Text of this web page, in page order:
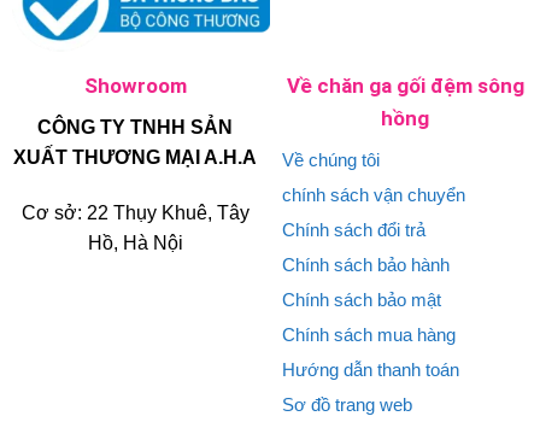
Showroom
CÔNG TY TNHH SẢN
XUẤT THƯƠNG MẠI A.H.A
Cơ sở: 22 Thụy Khuê, Tây
Hồ, Hà Nội
Về chăn ga gối đệm sông
hồng
Về chúng tôi
chính sách vận chuyển
Chính sách đổi trả
Chính sách bảo hành
Chính sách bảo mật
Chính sách mua hàng
Hướng dẫn thanh toán
Sơ đồ trang web